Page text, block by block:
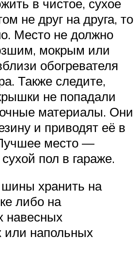
в чистое, сухое
не друг на друга, то
Место не должно
мокрым или
обогревателя
Также следите,
не попадали
материалы. Они
и приводят её в
место —
пол в гараже.
хранить на
либо на
навесных
или напольных